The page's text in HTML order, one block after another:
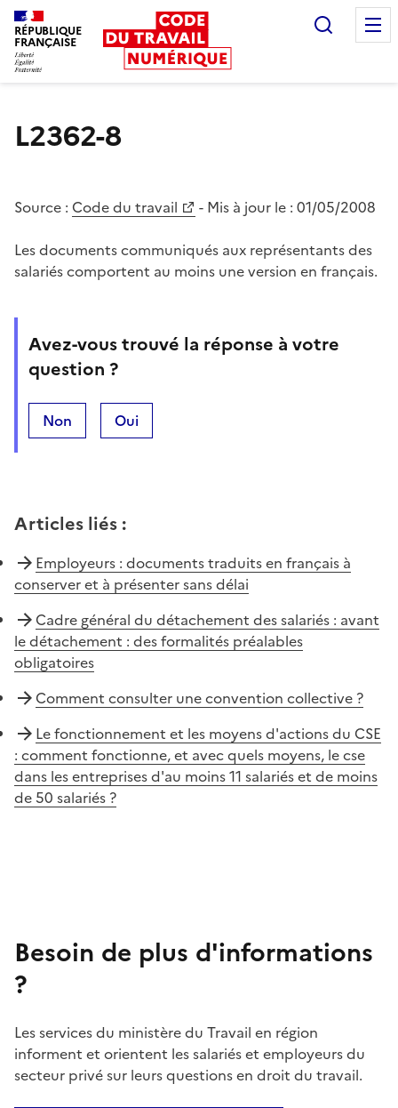
RÉPUBLIQUE
FRANÇAISE
L2362-8
Source : Code du travail - Mis à jour le : 01/05/2008
Les documents communiqués aux représentants des
salariés comportent au moins une version en français.
Avez-vous trouvé la réponse à votre
question ?
Non Oui
Articles liés :
Employeurs : documents traduits en français à
conserver et à présenter sans délai
Cadre général du détachement des salariés : avant
le détachement : des formalités préalables
obligatoires
Comment consulter une convention collective ?
Le fonctionnement et les moyens d'actions du CSE
: comment fonctionne, et avec quels moyens, le cse
dans les entreprises d'au moins 11 salariés et de moins
de 50 salariés ?
Besoin de plus d'informations
?
Les services du ministère du Travail en région
informent et orientent les salariés et employeurs du
secteur privé sur leurs questions en droit du travail.